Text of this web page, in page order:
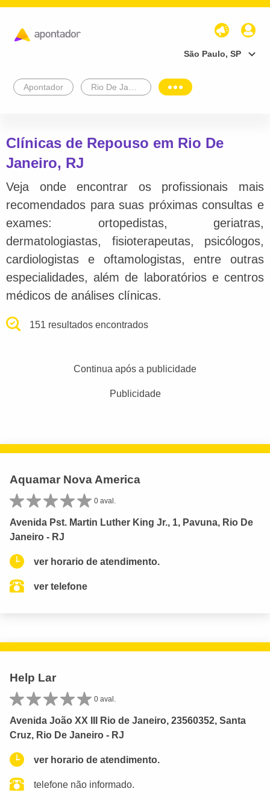
São Paulo, SP
Apontador
Clínicas de Repouso em Rio De
Janeiro, RJ
Veja onde encontrar os profissionais mais
recomendados para suas próximas consultas e
exames: ortopedistas, geriatras,
dermatologiastas, fisioterapeutas, psicólogos,
cardiologistas e oftamologistas, entre outras
especialidades, além de laboratórios e centros
médicos de análises clínicas.
151 resultados encontrados
Continua após a publicidade
Publicidade
Aquamar Nova America
0 aval.
Avenida Pst. Martin Luther King Jr., 1, Pavuna, Rio De
Janeiro - RJ
ver horario de atendimento.
ver telefone
Help Lar
0 aval.
Avenida João XX III Rio de Janeiro, 23560352, Santa
Cruz, Rio De Janeiro - RJ
ver horario de atendimento.
telefone não informado.